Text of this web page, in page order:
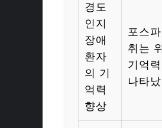
경도
인지
장애
환자
의 기
억력
향상
포스
취는
기억
나타